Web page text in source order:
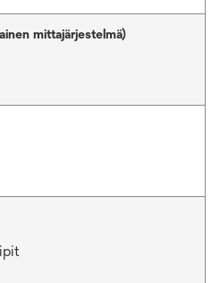
mittajärjestelmä)